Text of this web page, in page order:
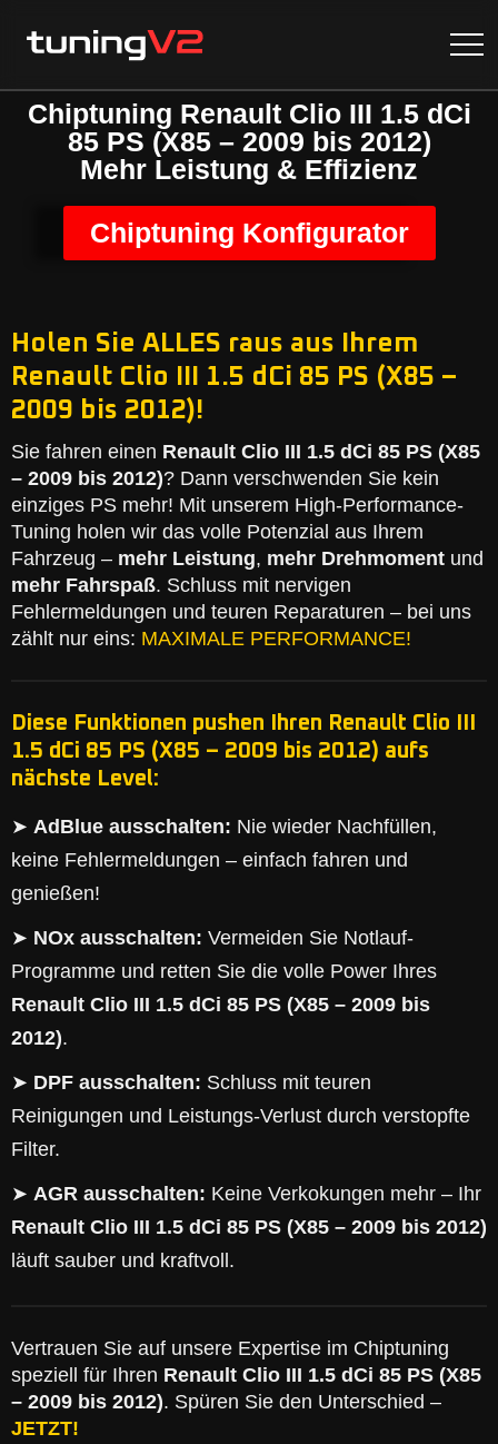
Chiptuning Renault Clio III 1.5 dCi
85 PS (X85 – 2009 bis 2012)
Mehr Leistung & Effizienz
Chiptuning Konfigurator
Holen Sie ALLES raus aus Ihrem
Renault Clio III 1.5 dCi 85 PS (X85 –
2009 bis 2012)!
Sie fahren einen Renault Clio III 1.5 dCi 85 PS (X85
– 2009 bis 2012)? Dann verschwenden Sie kein
einziges PS mehr! Mit unserem High-Performance-
Tuning holen wir das volle Potenzial aus Ihrem
Fahrzeug – mehr Leistung, mehr Drehmoment und
mehr Fahrspaß. Schluss mit nervigen
Fehlermeldungen und teuren Reparaturen – bei uns
zählt nur eins: MAXIMALE PERFORMANCE!
Diese Funktionen pushen Ihren Renault Clio III
1.5 dCi 85 PS (X85 – 2009 bis 2012) aufs
nächste Level:
➤ AdBlue ausschalten: Nie wieder Nachfüllen,
keine Fehlermeldungen – einfach fahren und
genießen!
➤ NOx ausschalten: Vermeiden Sie Notlauf-
Programme und retten Sie die volle Power Ihres
Renault Clio III 1.5 dCi 85 PS (X85 – 2009 bis
2012).
➤ DPF ausschalten: Schluss mit teuren
Reinigungen und Leistungs-Verlust durch verstopfte
Filter.
➤ AGR ausschalten: Keine Verkokungen mehr – Ihr
Renault Clio III 1.5 dCi 85 PS (X85 – 2009 bis 2012)
läuft sauber und kraftvoll.
Vertrauen Sie auf unsere Expertise im Chiptuning
speziell für Ihren Renault Clio III 1.5 dCi 85 PS (X85
– 2009 bis 2012). Spüren Sie den Unterschied –
JETZT!